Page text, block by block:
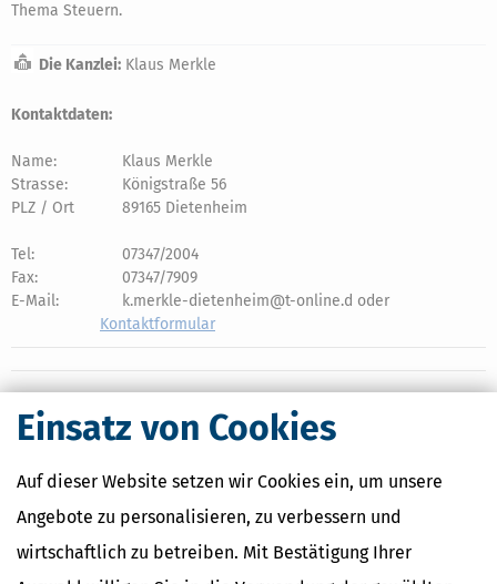
Einsatz von Cookies
Auf dieser Website setzen wir Cookies ein, um unsere
Angebote zu personalisieren, zu verbessern und
wirtschaftlich zu betreiben. Mit Bestätigung Ihrer
Thema Steuern.
Die Kanzlei: Klaus Merkle
Kontaktdaten:
Name:
Klaus Merkle
Strasse:
Königstraße 56
PLZ / Ort
89165 Dietenheim
Tel:
07347/2004
Fax:
07347/7909
E-Mail:
k.merkle-dietenheim@t-online.d oder
Kontaktformular